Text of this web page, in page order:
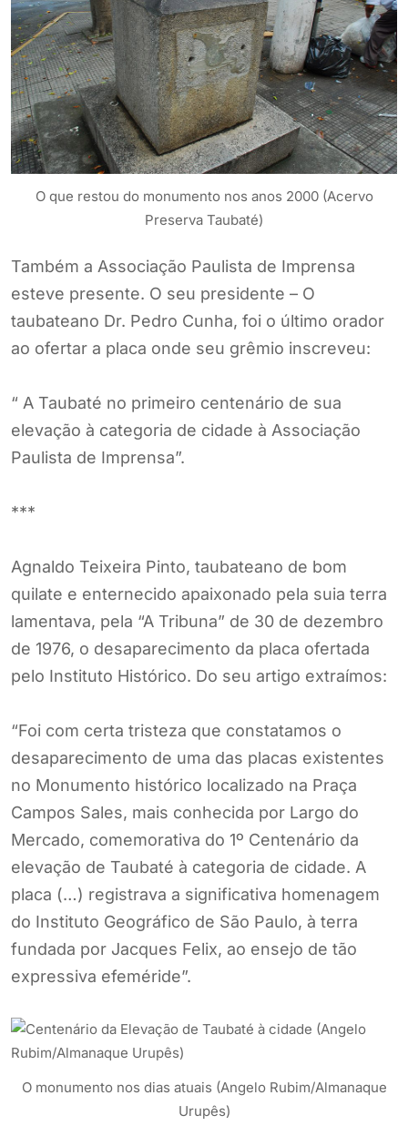
O que restou do monumento nos anos 2000 (Acervo
Preserva Taubaté)
Também a Associação Paulista de Imprensa
esteve presente. O seu presidente – O
taubateano Dr. Pedro Cunha, foi o último orador
ao ofertar a placa onde seu grêmio inscreveu:
“ A Taubaté no primeiro centenário de sua
elevação à categoria de cidade à Associação
Paulista de Imprensa”.
***
Agnaldo Teixeira Pinto, taubateano de bom
quilate e enternecido apaixonado pela suia terra
lamentava, pela “A Tribuna” de 30 de dezembro
de 1976, o desaparecimento da placa ofertada
pelo Instituto Histórico. Do seu artigo extraímos:
“Foi com certa tristeza que constatamos o
desaparecimento de uma das placas existentes
no Monumento histórico localizado na Praça
Campos Sales, mais conhecida por Largo do
Mercado, comemorativa do 1º Centenário da
elevação de Taubaté à categoria de cidade. A
placa (…) registrava a significativa homenagem
do Instituto Geográfico de São Paulo, à terra
fundada por Jacques Felix, ao ensejo de tão
expressiva efeméride”.
O monumento nos dias atuais (Angelo Rubim/Almanaque
Urupês)